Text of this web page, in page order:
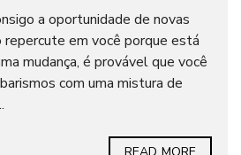
a oportunidade de novas
repercute em você porque está
mudança, é provável que você
com uma mistura de